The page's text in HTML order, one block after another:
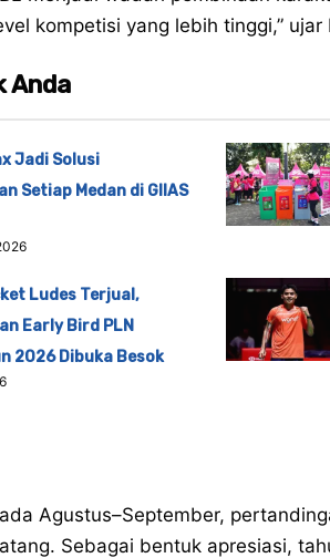
kompetisi yang lebih tinggi,” ujar
Anda
Jadi Solusi
Setiap Medan di GIIAS
Ludes Terjual,
Early Bird PLN
2026 Dibuka Besok
Agustus–September,
Sebagai bentuk apresiasi,